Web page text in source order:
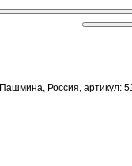
Пашмина, Россия, артикул: